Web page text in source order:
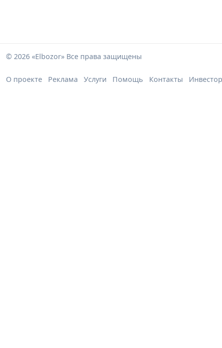
© 2026 «Elbozor» Все права защищены
О проекте Реклама Услуги Помощь Контакты